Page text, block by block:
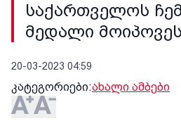
საქართველოს
მედალი მოიპოვეს
20-03-2023 04:59
კატეგორიები:ახალი ამბები